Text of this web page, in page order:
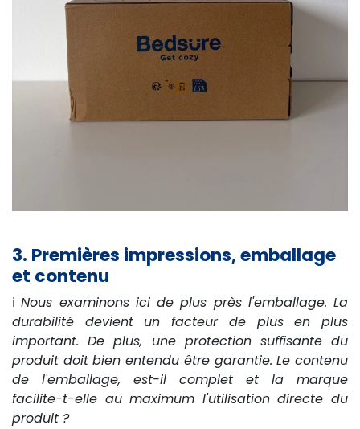
3. Premières impressions, emballage
et contenu
ℹ️Nous examinons ici de plus près l'emballage. La
durabilité devient un facteur de plus en plus
important. De plus, une protection suffisante du
produit doit bien entendu être garantie. Le contenu
de l'emballage, est-il complet et la marque
facilite-t-elle au maximum l'utilisation directe du
produit ?